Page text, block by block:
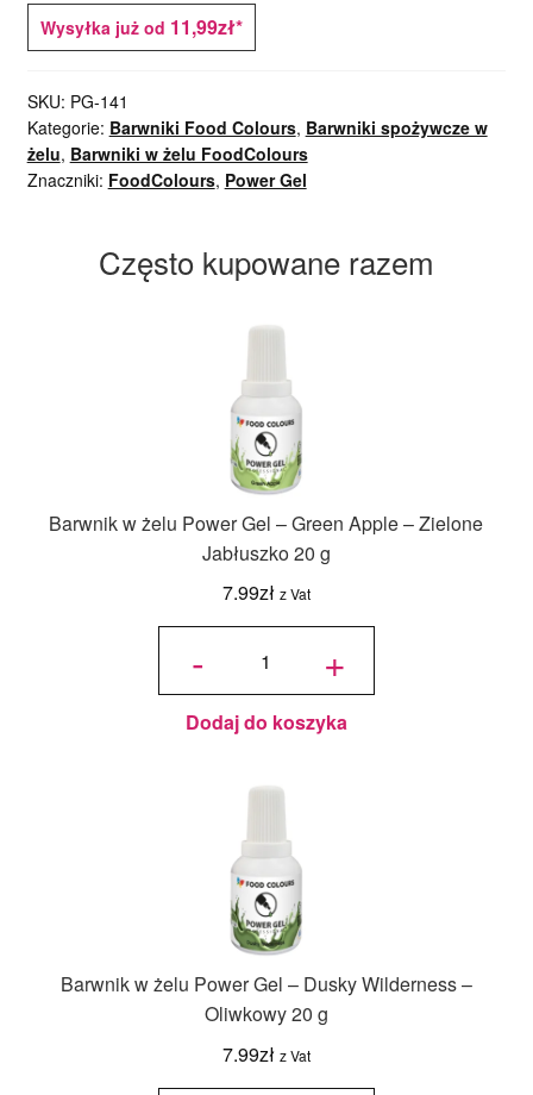
Wysyłka już od 11,99zł*
SKU: PG-141
Kategorie: Barwniki Food Colours, Barwniki spożywcze w
żelu, Barwniki w żelu FoodColours
Znaczniki: FoodColours, Power Gel
Często kupowane razem
Barwnik w żelu Power Gel – Green Apple – Zielone
Jabłuszko 20 g
7.99zł z Vat
-
ilość
Power
Gel -
Green
Apple -
Zielone
20 g
+
Dodaj do koszyka
Barwnik w żelu Power Gel – Dusky Wilderness –
Oliwkowy 20 g
7.99zł z Vat